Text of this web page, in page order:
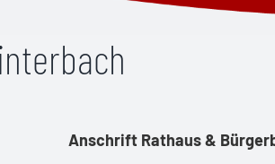
Anschrift Rathaus &